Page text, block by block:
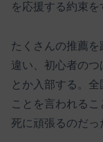
を応援する約束を
たくさんの推薦
違い、初心者の
とか入部する。
ことを言われる
死に頑張るのだっ